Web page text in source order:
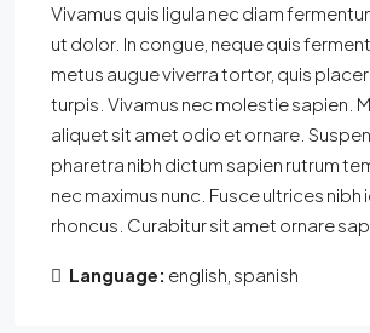
Vivamus quis ligula nec diam
ut dolor. In congue, neque quis
metus augue viverra tortor, quis
turpis. Vivamus nec molestie sapien.
aliquet sit amet odio et ornare.
pharetra nibh dictum sapien rutrum
nec maximus nunc. Fusce ultrices nibh
rhoncus. Curabitur sit amet ornare
Language: english, spanish